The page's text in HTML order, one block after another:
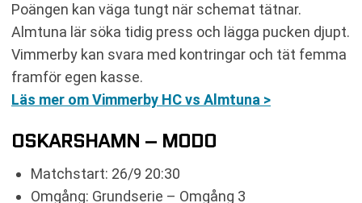
Poängen kan väga tungt när schemat tätnar.
Almtuna lär söka tidig press och lägga pucken djupt.
Vimmerby kan svara med kontringar och tät femma
framför egen kasse.
Läs mer om Vimmerby HC vs Almtuna >
OSKARSHAMN – MODO
Matchstart: 26/9 20:30
Omgång: Grundserie – Omgång 3